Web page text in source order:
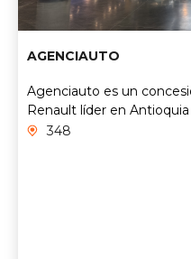
AGENCIAUTO
Agenciauto es un
Renault líder en
348